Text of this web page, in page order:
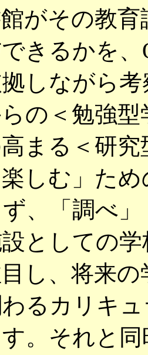
がその教
きるかを
しながら
の＜勉強
まる＜研
しむ」た
、「調べ
としての
し、将来
るカリキ
。それと